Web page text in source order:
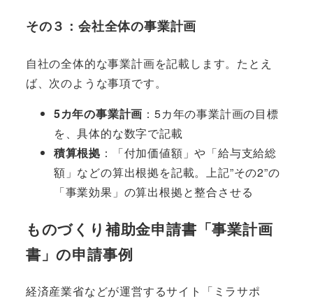
その３：会社全体の事業計画
自社の全体的な事業計画を記載します。たとえ
ば、次のような事項です。
5カ年の事業計画 ：5カ年の事業計画の目標
を、具体的な数字で記載
積算根拠 ：「付加価値額」や「給与支給総
額」などの算出根拠を記載。上記”その2”の
「事業効果」の算出根拠と整合させる
ものづくり補助金申請書「事業計画
書」の申請事例
経済産業省などが運営するサイト「ミラサポ